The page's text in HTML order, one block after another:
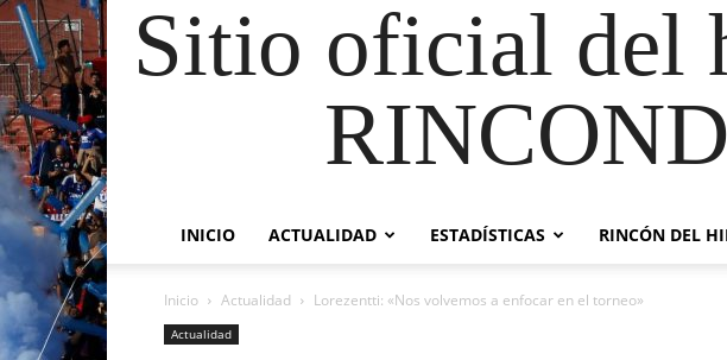
Sitio oficial del
INICIO ACTUALIDAD ESTADÍSTICAS RINCÓN DEL
Inicio Actualidad Lorezentti: «Nos volvemos a enfocar en el torneo»
Actualidad